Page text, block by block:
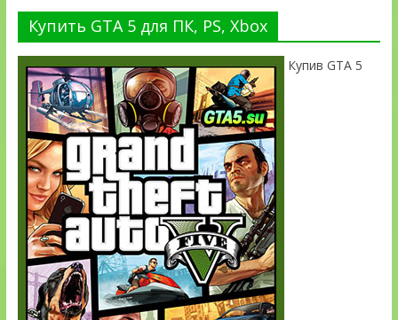
Купить GTA 5 для ПК, PS, Xbox
Купив GTA 5